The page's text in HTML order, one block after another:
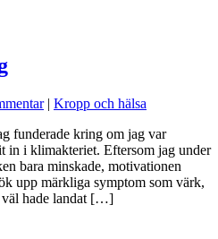
| Kropp och hälsa
funderade kring om jag var
in i klimakteriet. Eftersom jag under
bara minskade, motivationen
upp märkliga symptom som värk,
väl hade landat […]